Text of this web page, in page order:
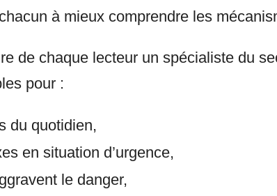
à mieux comprendre les
de chaque lecteur un spécialiste du
pour :
du quotidien,
en situation d’urgence,
le danger,